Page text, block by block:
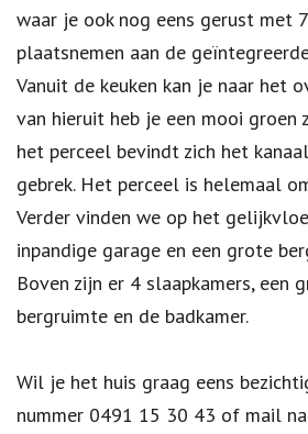
waar je ook nog eens gerust met
plaatsnemen aan de
Vanuit de keuken kan je naar het
van hieruit heb je een mooi groen
het perceel bevindt zich het
gebrek. Het perceel is helemaal
Verder vinden we op het
inpandige garage en een grote
Boven zijn er 4 slaapkamers, een
bergruimte en de badkamer.
Wil je het huis graag eens
nummer 0491 15 30 43 of mail